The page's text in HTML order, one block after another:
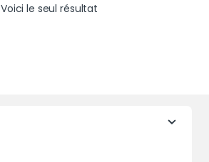
Voici le seul résultat